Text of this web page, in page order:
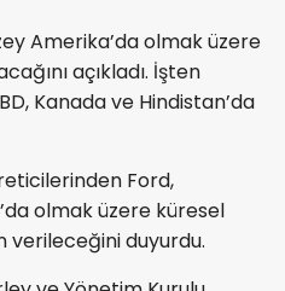
Amerika’da olmak üzere
açıkladı. İşten
Kanada ve Hindistan’da
Ford,
olmak üzere küresel
verileceğini duyurdu.